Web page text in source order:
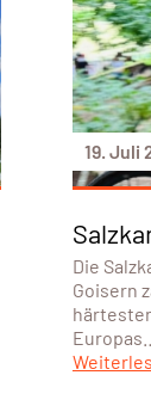
19. Juli
Die
Goisern
Europas…